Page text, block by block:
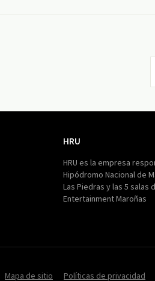
HRU
HRU es la empresa
Hipódromo Nacional de
Las Piedras y las 5 salas
Entertainment Maroñas
Mapa de sitio Políticas de privacidad